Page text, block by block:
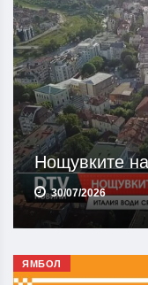
Нощувките
30/07/2026
ЯМБОЛ